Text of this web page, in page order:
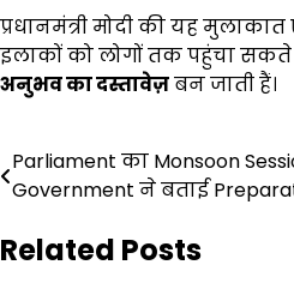
प्रधानमंत्री मोदी की यह
इलाकों को लोगों तक पहुंचा सकते
अनुभव का दस्तावेज़बन जाती हैं।
Post
navigation
Parliament का Monsoon
Government ने बताई
Related Posts